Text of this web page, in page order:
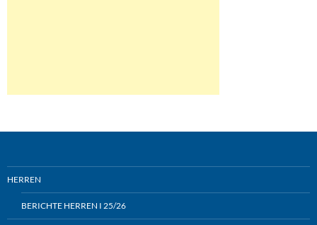
HERREN
BERICHTE HERREN I 25/26